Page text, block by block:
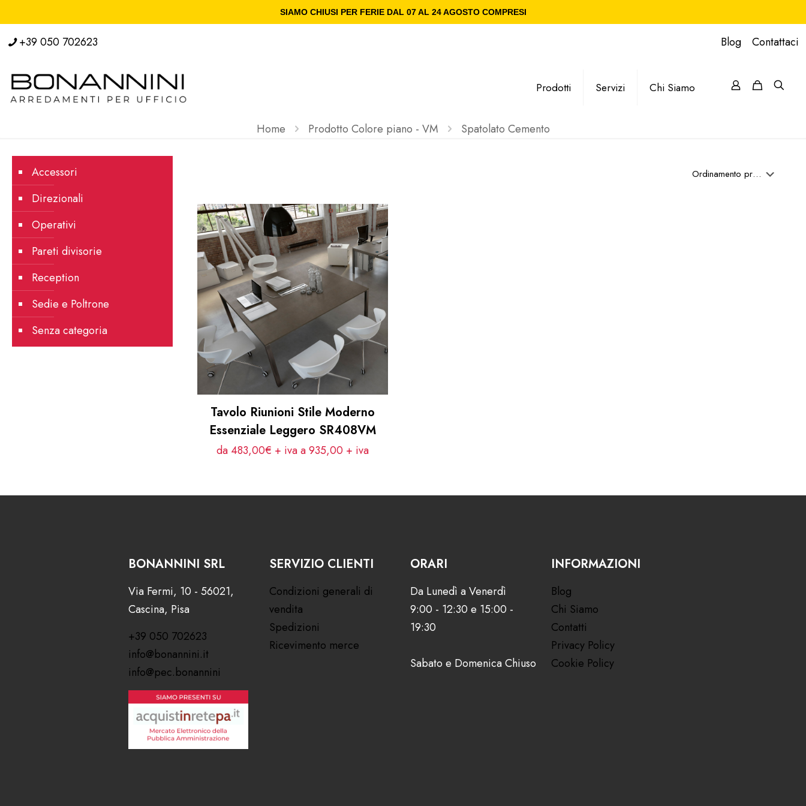
SIAMO CHIUSI PER FERIE DAL 07 AL 24 AGOSTO COMPRESI
+39 050 702623 Blog Contattaci
Prodotti Servizi Chi Siamo
Home Prodotto Colore piano - VM Spatolato Cemento
Tavolo Riunioni Stile Moderno
Essenziale Leggero SR408VM
da 483,00€ + iva a 935,00 + iva
Accessori
Direzionali
Operativi
Pareti divisorie
Reception
Sedie e Poltrone
Senza categoria
BONANNINI SRL
Via Fermi, 10 - 56021,
Cascina, Pisa
+39 050 702623
info@bonannini.it
info@pec.bonannini
SERVIZIO CLIENTI
Condizioni generali di
vendita
Spedizioni
Ricevimento merce
ORARI
Da Lunedì a Venerdì
9:00 - 12:30 e 15:00 -
19:30
Sabato e Domenica Chiuso
INFORMAZIONI
Blog
Chi Siamo
Contatti
Privacy Policy
Cookie Policy